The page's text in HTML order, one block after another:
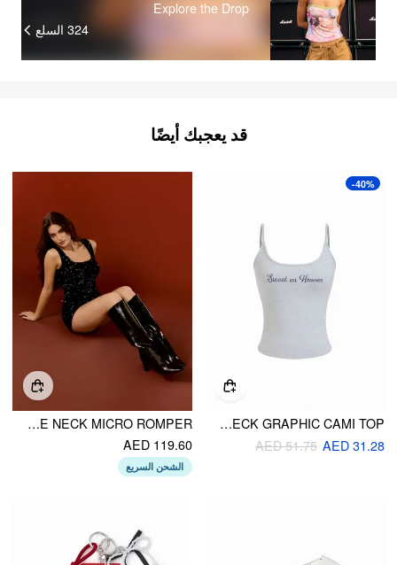
Explore the Drop
324 السلع
قد يعجبك أيضًا
-40%
SWEET AS HEAVEN COTTON-BLEND SCOOP NECK GRAPHIC CAMI TOP
AED 31.28
AED 51.75
SEQUIN SQUARE NECK MICRO ROMPER
AED 119.60
الشحن السريع